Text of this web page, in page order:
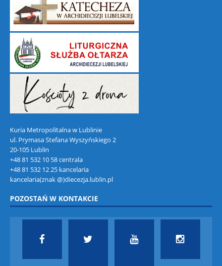
Kuria Metropolitalna w Lublinie
ul. Prymasa Stefana Wyszyńskiego 2
20-105 Lublin
+48 81 532 10 58 centrala
+48 81 532 12 25 kancelaria
kancelaria(znak @)diecezja.lublin.pl
POZOSTAŃ W KONTAKCIE